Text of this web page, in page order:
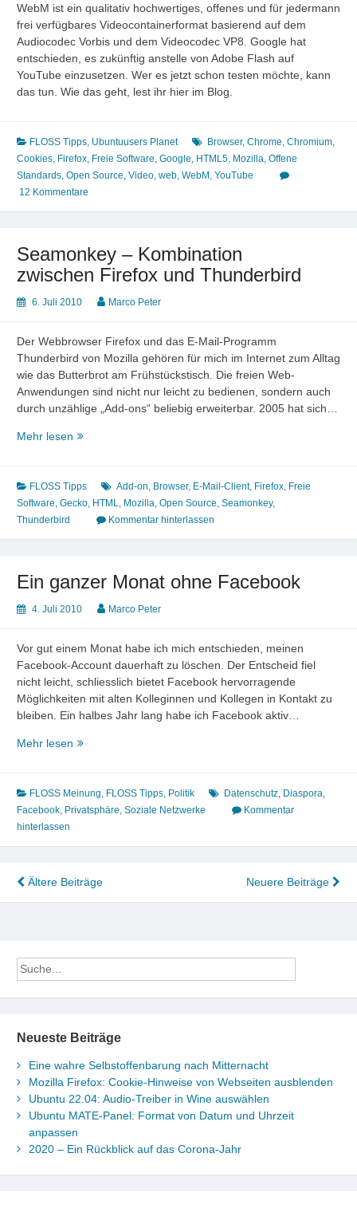
WebM ist ein qualitativ hochwertiges, offenes und für jedermann
frei verfügbares Videocontainerformat basierend auf dem
Audiocodec Vorbis und dem Videocodec VP8. Google hat
entschieden, es zukünftig anstelle von Adobe Flash auf
YouTube einzusetzen. Wer es jetzt schon testen möchte, kann
das tun. Wie das geht, lest ihr hier im Blog.
FLOSS Tipps, Ubuntuusers Planet Browser, Chrome, Chromium,
Cookies, Firefox, Freie Software, Google, HTML5, Mozilla, Offene
Standards, Open Source, Video, web, WebM , YouTube
12 Kommentare
Seamonkey – Kombination
zwischen Firefox und Thunderbird
6. Juli 2010 Marco Peter
Der Webbrowser Firefox und das E-Mail-Programm
Thunderbird von Mozilla gehören für mich im Internet zum Alltag
wie das Butterbrot am Frühstückstisch. Die freien Web-
Anwendungen sind nicht nur leicht zu bedienen, sondern auch
durch unzählige „Add-ons“ beliebig erweiterbar. 2005 hat sich…
Mehr lesen Seamonkey
zwischen
Firefox
FLOSS Tipps Add-on, Browser, E-Mail-Client, Firefox, Freie
Software, Gecko, HTML, Mozilla, Open Source, Seamonkey,
Thunderbird
Kommentar hinterlassen
Ein ganzer Monat ohne Facebook
4. Juli 2010 Marco Peter
Vor gut einem Monat habe ich mich entschieden, meinen
Facebook-Account dauerhaft zu löschen. Der Entscheid fiel
nicht leicht, schliesslich bietet Facebook hervorragende
Möglichkeiten mit alten Kolleginnen und Kollegen in Kontakt zu
bleiben. Ein halbes Jahr lang habe ich Facebook aktiv…
Mehr lesen Ein
ohne
Facebook
FLOSS Meinung, FLOSS Tipps, Politik Datenschutz, Diaspora,
Facebook, Privatsphäre, Soziale Netzwerke
Kommentar
hinterlassen
Beitragsnavigation
Ältere Beiträge Neuere Beiträge
Neueste Beiträge
Eine wahre Selbstoffenbarung nach Mitternacht
Mozilla Firefox: Cookie-Hinweise von Webseiten ausblenden
Ubuntu 22.04: Audio-Treiber in Wine auswählen
Ubuntu MATE-Panel: Format von Datum und Uhrzeit
anpassen
2020 – Ein Rückblick auf das Corona-Jahr